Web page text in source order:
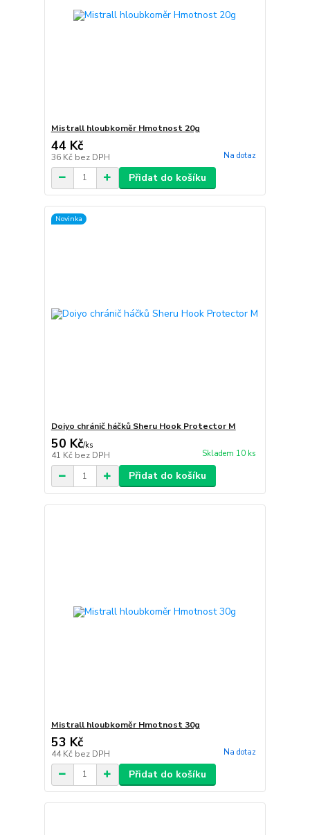
Mistrall hloubkoměr Hmotnost 20g
44 Kč
36 Kč bez DPH Na dotaz
Přidat do košíku
Novinka
Doiyo chránič háčků Sheru Hook Protector M
50 Kč/ks
41 Kč bez DPH Skladem 10 ks
Přidat do košíku
Mistrall hloubkoměr Hmotnost 30g
53 Kč
44 Kč bez DPH Na dotaz
Přidat do košíku